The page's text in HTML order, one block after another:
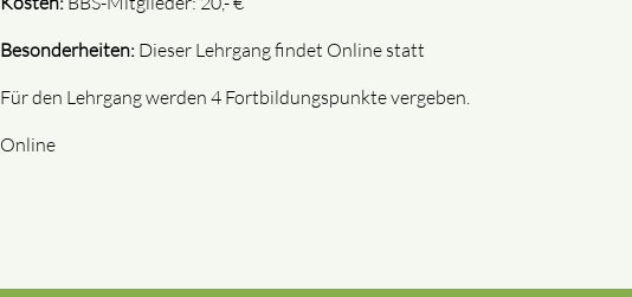
Besonderheiten:Dieser Lehrgang findet Online statt
Für den Lehrgang werden 4 Fortbildungspunkte vergeben.
Online